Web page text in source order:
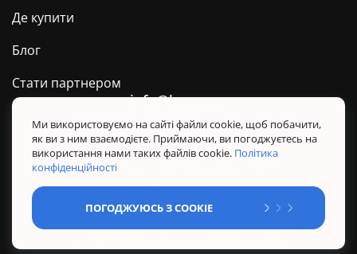
Де купити
Блог
Стати партнером
Техпідтримка ТМ BARVA
Політика конфіденційності
Правила користування сайтом
Sitemap
info@barva.ua
Ми використовуємо на сайті файли cookie, щоб побачити,
як ви з ним взаємодієте. Приймаючи, ви погоджуєтесь на
використання нами таких файлів cookie. Політика
конфіденційності
ПОГОДЖУЮСЬ З COOKIE